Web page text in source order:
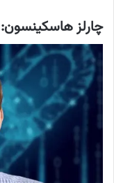
چارلز هاسکینسون: